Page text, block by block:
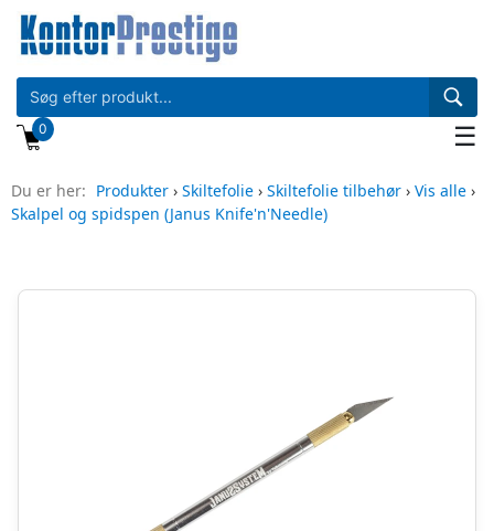
0 ☰
Du er her: Produkter › Skiltefolie › Skiltefolie tilbehør › Vis alle ›
Skalpel og spidspen (Janus Knife'n'Needle)